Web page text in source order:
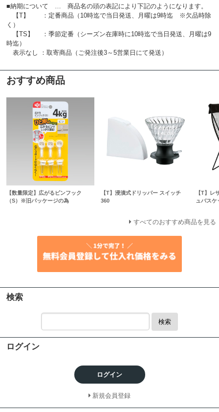
■納期について … 商品名の頭の表記により下記のようになります。
【T】 ：定番商品（10時迄で当日発送、月曜は9時迄 ※欠品時除
く）
【TS】 ：季節定番（シーズン在庫時に10時迄で当日発送、月曜は9
時迄）
表示なし ：取寄商品（ご発注後3～5営業日にて発送）
おすすめ商品
【数量限定】広がるピンフック
（S）※旧パッケージの為
【T】浸漬式ドリッパー スイッチ
360
【T】レ
ュバス
すべてのおすすめ商品を見る
検索
検索
ログイン
ログイン
新規会員登録